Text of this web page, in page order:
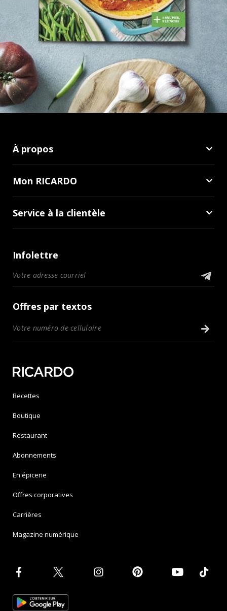
À propos
Mon RICARDO
Service à la clientèle
Infolettre
Offres par textos
Recettes
Boutique
Restaurant
Abonnements
En épicerie
Offres corporatives
Carrières
Magazine numérique